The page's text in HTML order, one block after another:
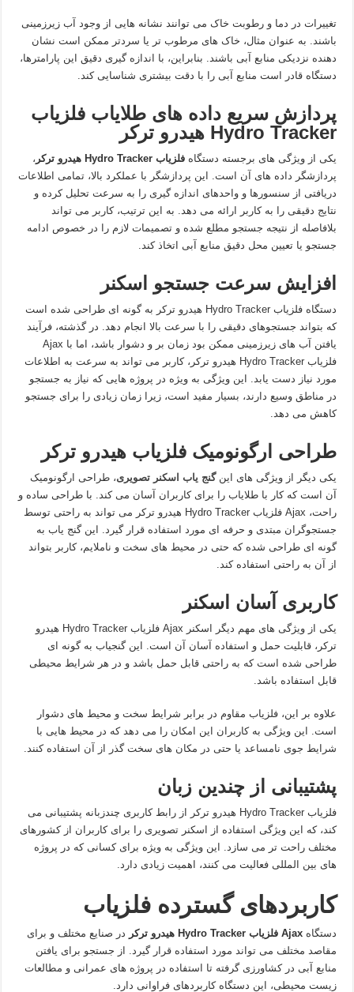
تغییرات در دما و رطوبت خاک می توانند نشانه هایی از وجود آب زیرزمینی
باشند. به عنوان مثال، خاک های مرطوب تر یا سردتر ممکن است نشان
دهنده نزدیکی منابع آبی باشند. بنابراین، با اندازه گیری دقیق این پارامترها،
دستگاه قادر است منابع آبی را با دقت بیشتری شناسایی کند.
پردازش سریع داده های طلایاب فلزیاب
Hydro Tracker هیدرو ترکر
یکی از ویژگی های برجسته دستگاه فلزیاب Hydro Tracker هیدرو ترکر
،
پردازشگر داده های آن است. این پردازشگر با عملکرد بالا، تمامی اطلاعات
دریافتی از سنسورها و واحدهای اندازه گیری را به سرعت تحلیل کرده و
نتایج دقیقی را به کاربر ارائه می دهد. به این ترتیب، کاربر می تواند
بلافاصله از نتیجه جستجو مطلع شده و تصمیمات لازم را در خصوص ادامه
جستجو یا تعیین محل دقیق منابع آبی اتخاذ کند.
افزایش سرعت جستجو اسکنر
دستگاه فلزیاب Hydro Tracker هیدرو ترکر به گونه ای طراحی شده است
که بتواند جستجوهای دقیقی را با سرعت بالا انجام دهد. در گذشته، فرآیند
یافتن آب های زیرزمینی ممکن بود زمان بر و دشوار باشد، اما با Ajax
فلزیاب Hydro Tracker هیدرو ترکر، کاربر می تواند به سرعت به اطلاعات
مورد نیاز دست یابد. این ویژگی به ویژه در پروژه هایی که نیاز به جستجو
در مناطق وسیع دارند، بسیار مفید است، زیرا زمان زیادی را برای جستجو
کاهش می دهد.
طراحی ارگونومیک فلزیاب هیدرو ترکر
یکی دیگر از ویژگی های اینگنج یاب اسکنر تصویری، طراحی ارگونومیک
آن است که کار با طلایاب را برای کاربران آسان می کند. با طراحی ساده و
راحت، Ajax فلزیاب Hydro Tracker هیدرو ترکر می تواند به راحتی توسط
جستجوگران مبتدی و حرفه ای مورد استفاده قرار گیرد. این گنج یاب به
گونه ای طراحی شده که حتی در محیط های سخت و ناملایم، کاربر بتواند
از آن به راحتی استفاده کند.
کاربری آسان اسکنر
یکی از ویژگی های مهم دیگر اسکنر Ajax فلزیاب Hydro Tracker هیدرو
ترکر، قابلیت حمل و استفاده آسان آن است. این گنجیاب به گونه ای
طراحی شده است که به راحتی قابل حمل باشد و در هر شرایط محیطی
قابل استفاده باشد.
علاوه بر این، فلزیاب مقاوم در برابر شرایط سخت و محیط های دشوار
است. این ویژگی به کاربران این امکان را می دهد که در محیط هایی با
شرایط جوی نامساعد یا حتی در مکان های سخت گذر از آن استفاده کنند.
پشتیبانی از چندین زبان
فلزیاب Hydro Tracker هیدرو ترکر از رابط کاربری چندزبانه پشتیبانی می
کند، که این ویژگی استفاده از اسکنر تصویری را برای کاربران از کشورهای
مختلف راحت تر می سازد. این ویژگی به ویژه برای کسانی که در پروژه
های بین المللی فعالیت می کنند، اهمیت زیادی دارد.
کاربردهای گسترده فلزیاب
دستگاهAjax فلزیاب Hydro Tracker هیدرو ترکر
در صنایع مختلف و برای
مقاصد مختلف می تواند مورد استفاده قرار گیرد. از جستجو برای یافتن
منابع آبی در کشاورزی گرفته تا استفاده در پروژه های عمرانی و مطالعات
زیست محیطی، این دستگاه کاربردهای فراوانی دارد.